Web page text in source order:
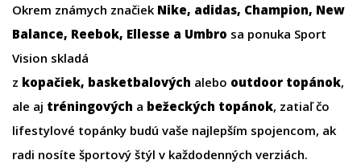
Okrem známych značiek Nike, adidas, Champion, New
Balance, Reebok, Ellesse a Umbro sa ponuka Sport
Vision skladá
z kopačiek, basketbalových alebo outdoor topánok,
ale aj tréningových a bežeckých topánok, zatiaľ čo
lifestylové topánky budú vaše najlepším spojencom, ak
radi nosíte športový štýl v každodenných verziách.